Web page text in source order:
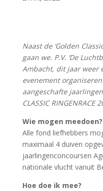
Naast de ‘Golden
gaan we. P.V. ‘De
Ambacht, dit jaar weer
evenement
aangeschafte jaarlingen
CLASSIC RINGENRACE
Wie mogen meedoen?
Alle fond liefhebbers
maximaal 4 duiven
jaarlingenconcoursen
nationale vlucht vanuit
Hoe doe ik mee?